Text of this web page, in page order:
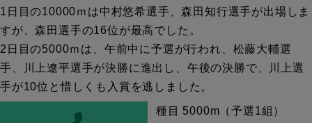
1日目の10000ｍは中村悠希選手、森田知行選手が出場しま
すが、森田選手の16位が最高でした。
2日目の5000ｍは、午前中に予選が行われ、松藤大輔選
手、川上遼平選手が決勝に進出し、午後の決勝で、川上選
手が10位と惜しくも入賞を逃しました。
種目 5000m（予選1組）